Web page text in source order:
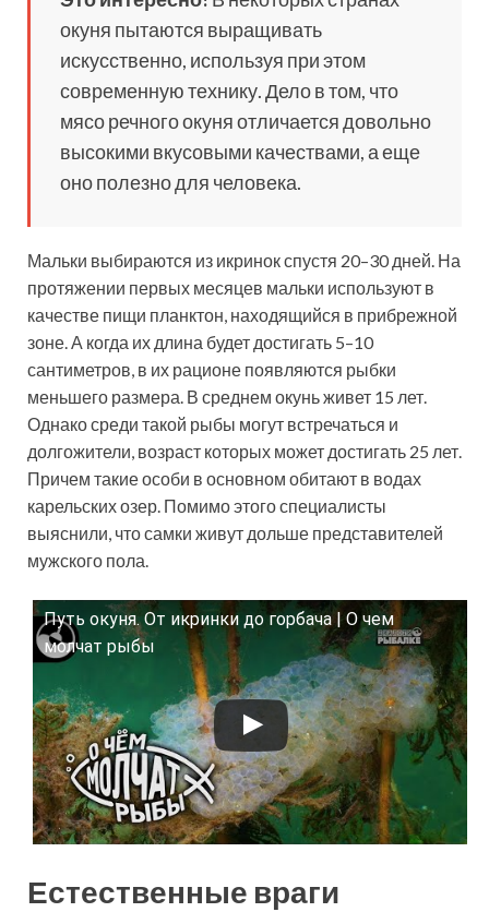
окуня пытаются выращивать
искусственно, используя при этом
современную технику. Дело в том, что
мясо речного окуня отличается довольно
высокими вкусовыми качествами, а еще
оно полезно для человека.
Мальки выбираются из икринок спустя 20–30 дней. На
протяжении первых месяцев мальки используют в
качестве пищи планктон, находящийся в прибрежной
зоне. А когда их длина будет достигать 5–10
сантиметров, в их рационе появляются рыбки
меньшего размера. В среднем окунь живет 15 лет.
Однако среди такой рыбы могут встречаться и
долгожители, возраст которых может достигать 25 лет.
Причем такие особи в основном обитают в водах
карельских озер. Помимо этого специалисты
выяснили, что самки живут дольше представителей
мужского пола.
Путь окуня. От икринки до горбача | О чем
молчат рыбы
Смотрите это видео на YouTube
Естественные враги